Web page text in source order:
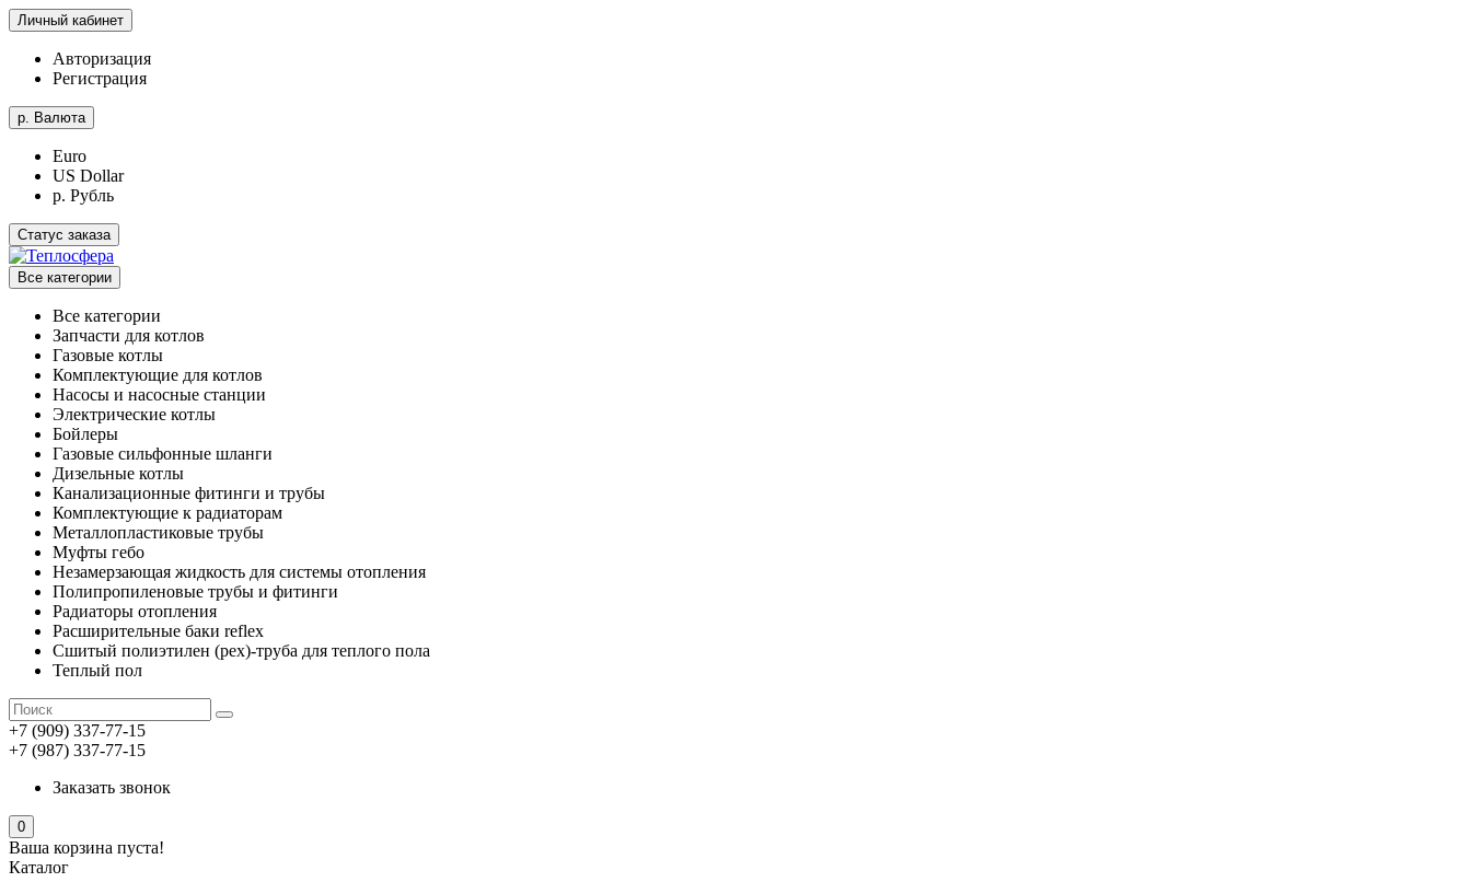
Личный кабинет
Авторизация
Регистрация
р. Валюта
Euro
US Dollar
р. Рубль
Статус заказа
Все категории
Все категории
Запчасти для котлов
Газовые котлы
Комплектующие для котлов
Насосы и насосные станции
Электрические котлы
Бойлеры
Газовые сильфонные шланги
Дизельные котлы
Канализационные фитинги и трубы
Комплектующие к радиаторам
Металлопластиковые трубы
Муфты гебо
Незамерзающая жидкость для системы отопления
Полипропиленовые трубы и фитинги
Радиаторы отопления
Расширительные баки reflex
Сшитый полиэтилен (pex)-труба для теплого пола
Теплый пол
+7 (909) 337-77-15
+7 (987) 337-77-15
Заказать звонок
0
Ваша корзина пуста!
Каталог